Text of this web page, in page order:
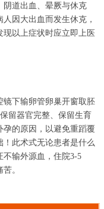
道出血、晕厥与休克
因大出血而发生休克，
现以上症状时应立即上医
下输卵管卵巢开窗取胚
留器官完整、保留生育
孕的原因，以避免重蹈覆
此术式无论患者是什么
不输外源血，住院3-5
。